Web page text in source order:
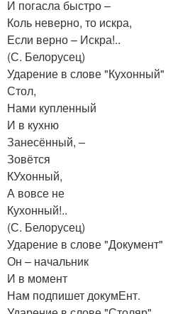
И погасла быстро –
Коль неверно, то искра,
Если верно – Искра!..
(С. Белорусец)
Ударение в слове "Кухонный"
Стол,
Нами купленный
И в кухню
Занесённый, –
Зовётся
КУхонный,
А вовсе не
Кухонный!..
(С. Белорусец)
Ударение в слове "Документ"
Он – начальник
И в момент
Нам подпишет докумЕнт.